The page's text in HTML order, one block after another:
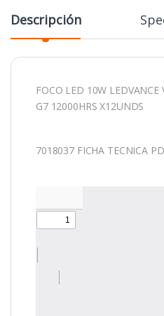
Descripción
FOCO LED 10W
G7 12000HRS X12UNDS
7018037 FICHA TECNICA